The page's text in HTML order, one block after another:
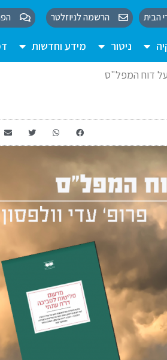
הבית הרשמה לניוזלטר
ניטור מידע וחדשות
דוח המפל"ס